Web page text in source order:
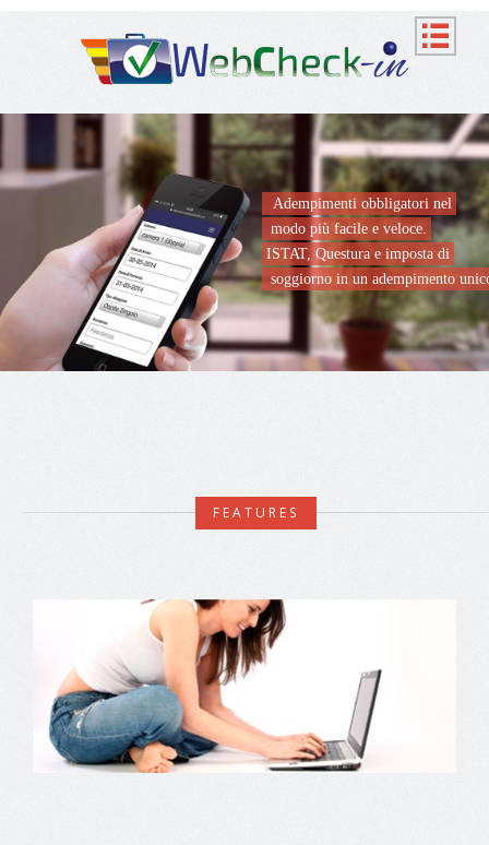
Adempimenti obbligatori nel
modo più facile e veloce.
ISTAT, Questura e imposta di
soggiorno in un adempimento
FEATURES